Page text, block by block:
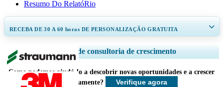
Resumo Do RelatóRio
RECEBA DE 30 A 60 horas DE PERSONALIZAÇÃO GRATUITA
Ampliar a cobertura regional e por país, Análise de segmentos, Perfis de
empresas, Benchmarking competitivo, e insights sobre o usuário final.
Personalizar agora
Serviços de consultoria de crescimento
Como podemos ajudá-lo a descobrir novas oportunidades e a crescer
mais rapidamente?
Verifique agora